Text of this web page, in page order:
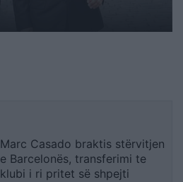
Marc Casado braktis stërvitjen
e Barcelonës, transferimi te
klubi i ri pritet së shpejti